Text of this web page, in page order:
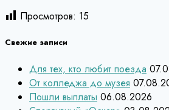
Просмотров: 15
Свежие записи
Для тех, кто любит поезда
От колледжа до музея
Пошли выплаты 06.08.2026